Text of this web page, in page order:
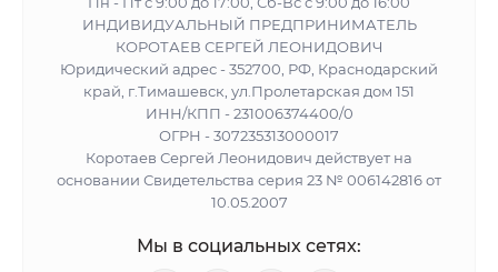
ИНДИВИДУАЛЬНЫЙ ПРЕДПРИНИМАТЕЛЬ
КОРОТАЕВ СЕРГЕЙ ЛЕОНИДОВИЧ
Юридический адрес - 352700, РФ, Краснодарский
край, г.Тимашевск, ул.Пролетарская дом 151
ИНН/КПП - 231006374400/0
ОГРН - 307235313000017
Коротаев Сергей Леонидович действует на
основании Свидетельства серия 23 № 006142816 от
10.05.2007
Мы в социальных сетях: